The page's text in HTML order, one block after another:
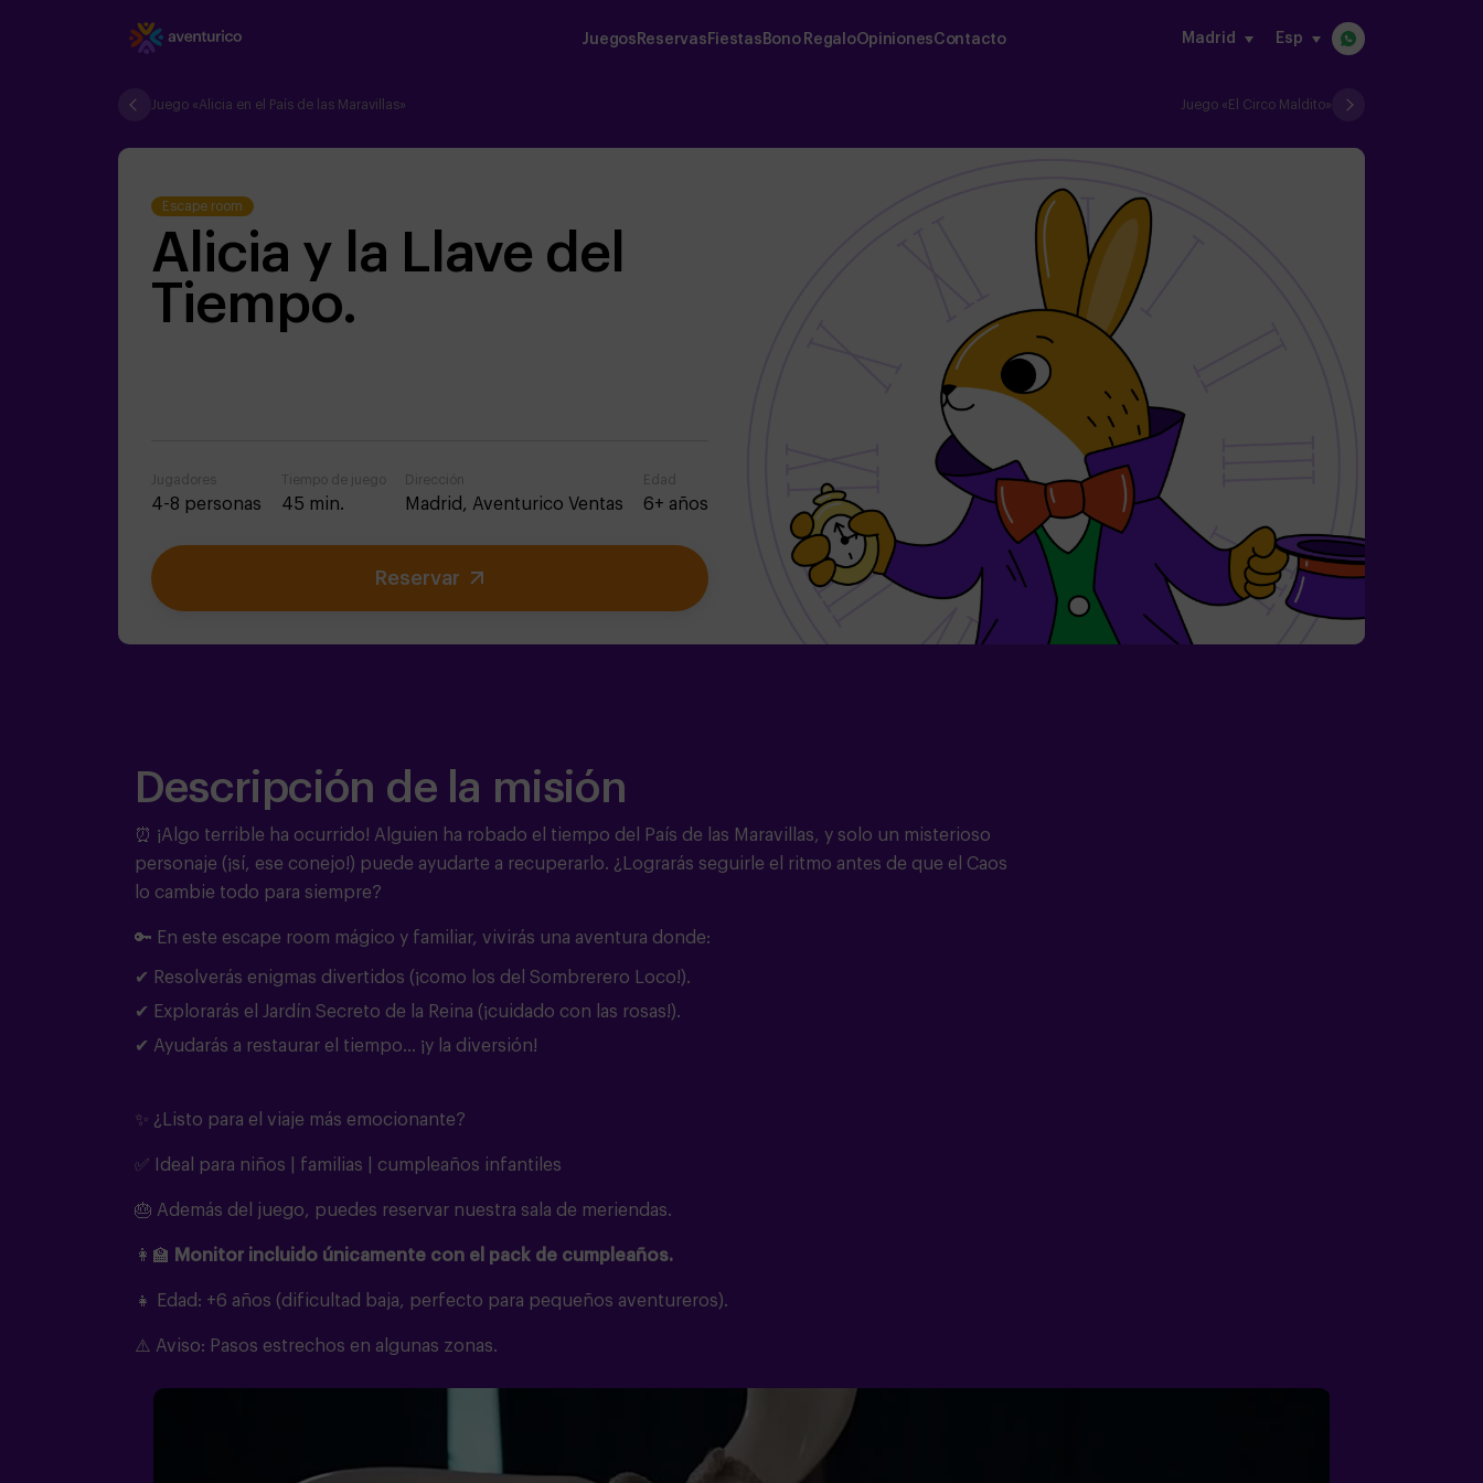
Madrid Esp
Juegos Reservas Fiestas Bono RegaloOpinionesContacto
Juego «Alicia en el País de las Maravillas» Juego «El Circo Maldito»
Escape room
Alicia y la Llave del
Tiempo.
Jugadores
4-8 personas
Tiempo de juego
45 min.
Dirección
Madrid, Aventurico Ventas
Edad
6+ años
Reservar
Descripción de la misión
⏰ ¡Algo terrible ha ocurrido! Alguien ha robado el tiempo del País de las Maravillas, y solo un misterioso
personaje (¡sí, ese conejo!) puede ayudarte a recuperarlo. ¿Lograrás seguirle el ritmo antes de que el Caos
lo cambie todo para siempre?
🔑 En este escape room mágico y familiar, vivirás una aventura donde:
✔ Resolverás enigmas divertidos (¡como los del Sombrerero Loco!).
✔ Explorarás el Jardín Secreto de la Reina (¡cuidado con las rosas!).
✔ Ayudarás a restaurar el tiempo… ¡y la diversión!
✨ ¿Listo para el viaje más emocionante?
✅ Ideal para niños | familias | cumpleaños infantiles
🎂 Además del juego, puedes reservar nuestra sala de meriendas.
👩‍🏫 Monitor incluido únicamente con el pack de cumpleaños.
👧 Edad: +6 años (dificultad baja, perfecto para pequeños aventureros).
⚠️ Aviso: Pasos estrechos en algunas zonas.